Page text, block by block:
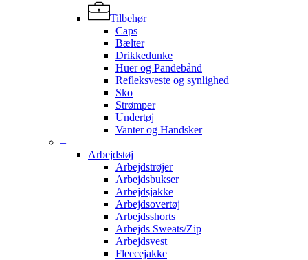
Tilbehør
Caps
Bælter
Drikkedunke
Huer og Pandebånd
Refleksveste og synlighed
Sko
Strømper
Undertøj
Vanter og Handsker
–
Arbejdstøj
Arbejdstrøjer
Arbejdsbukser
Arbejdsjakke
Arbejdsovertøj
Arbejdsshorts
Arbejds Sweats/Zip
Arbejdsvest
Fleecejakke